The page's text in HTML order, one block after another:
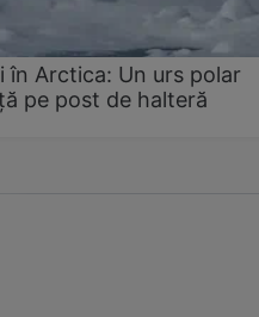
în Arctica: Un urs polar
pe post de halteră